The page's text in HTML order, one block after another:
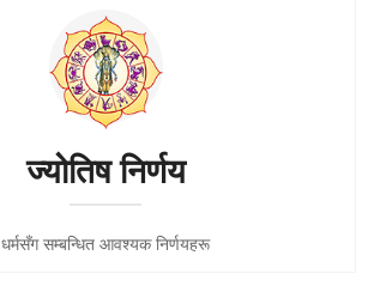
ज्योतिष निर्णय
धर्मसँग सम्बन्धित आवश्यक निर्णयहरू